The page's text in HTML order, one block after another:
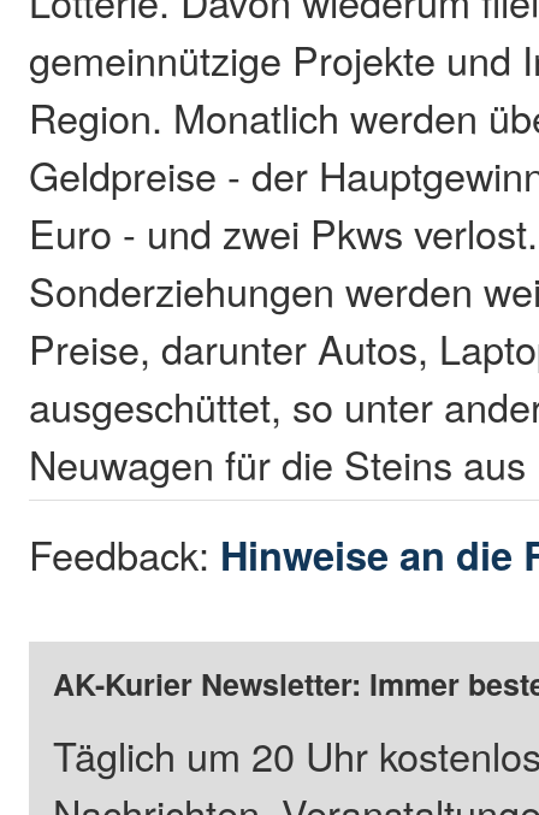
gemeinnützige Projekte und
Region. Monatlich werden
Geldpreise - der
Euro - und zwei Pkws
Sonderziehungen werden
Preise, darunter Autos,
ausgeschüttet, so unter
Neuwagen für die Steins
Feedback: Hinweise an die
AK-Kurier Newsletter: Immer
Täglich um 20 Uhr